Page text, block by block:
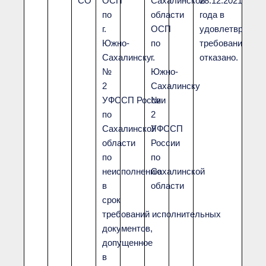
по
г.
Южно-
Сахалинску
№
2
УФССП России
по
Сахалинской
области
по
неисполнению
в
срок
требований исполнительных
документов,
допущенное
в
области
ОСП
по
г.
Южно-
Сахалинску
№
2
УФССП
России
по
Сахалинской
области
года в
удовлетврении
требований
отказано.